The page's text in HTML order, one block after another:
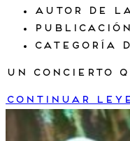
Autor de
Categoría
Un concierto
Continuar